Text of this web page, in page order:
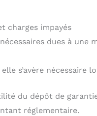
charges impayés
dues à une
s’avère nécessaire
du dépôt de
réglementaire.